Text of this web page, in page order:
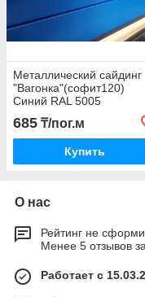
Металлический сайдинг
"Вагонка"(софит120)
Синий RAL 5005
685 ₸/пог.м
Купить
О нас
Рейтинг не
Менее 5 отзывов
Работает с